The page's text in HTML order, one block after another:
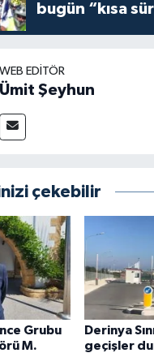
bugün “kısa
WEB EDITÖR
Ümit Şeyhun
çekebilir
Grubu
M.
Derinya
geçişler